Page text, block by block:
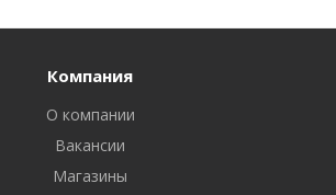
Компания
О компании
Вакансии
Магазины